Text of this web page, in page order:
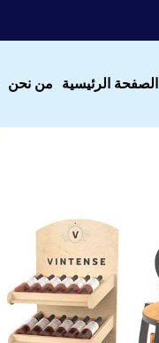
الصفحة الرئيسية من نحن